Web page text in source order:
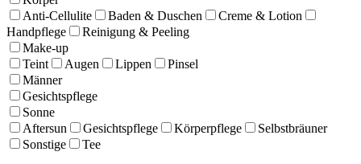
Anti-Cellulite
Baden & Duschen
Creme & Lotion
Handpflege
Reinigung & Peeling
Make-up
Teint
Augen Lippen
Pinsel
Männer
Gesichtspflege
Sonne
Aftersun
Gesichtspflege Körperpflege
Selbstbräuner
Sonstige
Tee